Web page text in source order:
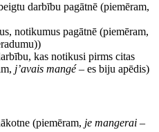
darbību pagātnē (piemēram,
notikumus pagātnē (piemēram,
kas notikusi pirms citas
j’avais mangé– es biju apēdis)
(piemēram, je mangerai –